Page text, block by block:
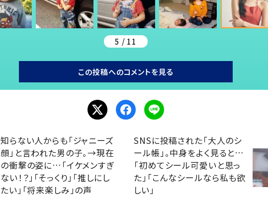
5 / 11
この投稿へのコメントを見る
知らない人からも「ジャニーズ
顔」と言われた男の子。→現在
の衝撃の姿に…「イケメンすぎ
ない！？」「そっくり」「推しにし
たい」「将来楽しみ」の声
SNSに投稿された「大人のシ
ール帳」。中身をよく見ると…
「初めてシール可愛いと思っ
た」「こんなシールなら私も欲
しい」